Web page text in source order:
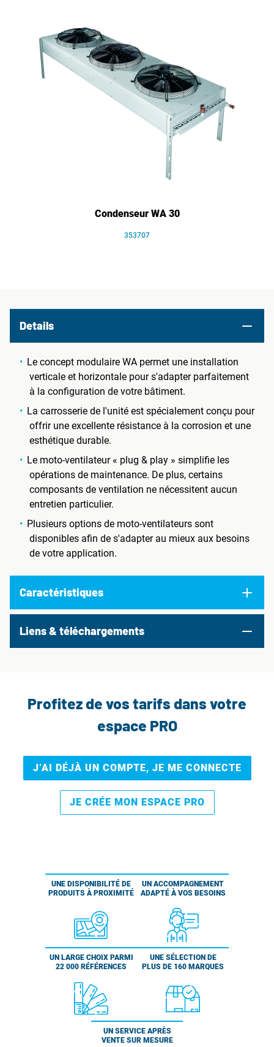
Condenseur WA 30
353707
Details
Le concept modulaire WA permet une installation
verticale et horizontale pour s'adapter parfaitement
à la configuration de votre bâtiment.
La carrosserie de l'unité est spécialement conçu pour
offrir une excellente résistance à la corrosion et une
esthétique durable.
Le moto-ventilateur « plug & play » simplifie les
opérations de maintenance. De plus, certains
composants de ventilation ne nécessitent aucun
entretien particulier.
Plusieurs options de moto-ventilateurs sont
disponibles afin de s'adapter au mieux aux besoins
de votre application.
Caractéristiques
Liens & téléchargements
Profitez de vos tarifs dans votre
espace PRO
J’AI DÉJÀ UN COMPTE, JE ME CONNECTE
JE CRÉE MON ESPACE PRO
UNE DISPONIBILITÉ DE
PRODUITS À PROXIMITÉ
UN ACCOMPAGNEMENT
ADAPTÉ À VOS BESOINS
UN LARGE CHOIX PARMI
22 000 RÉFÉRENCES
UNE SÉLECTION DE
PLUS DE 160 MARQUES
UN SERVICE APRÈS
VENTE SUR MESURE